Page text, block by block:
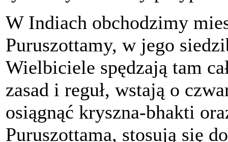
W Indiach obchodzimy
Puruszottamy, w jego
Wielbiciele spędzają tam
zasad i reguł, wstają o
osiągnąć kryszna-bhakti
Puruszottama, stosują się